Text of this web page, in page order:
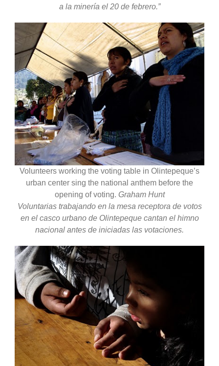
a la minería el 20 de febrero.”
Volunteers working the voting table in Olintepeque’s
urban center sing the national anthem before the
opening of voting. Graham Hunt
Voluntarias trabajando en la mesa receptora de votos
en el casco urbano de Olintepeque cantan el himno
nacional antes de iniciadas las votaciones.